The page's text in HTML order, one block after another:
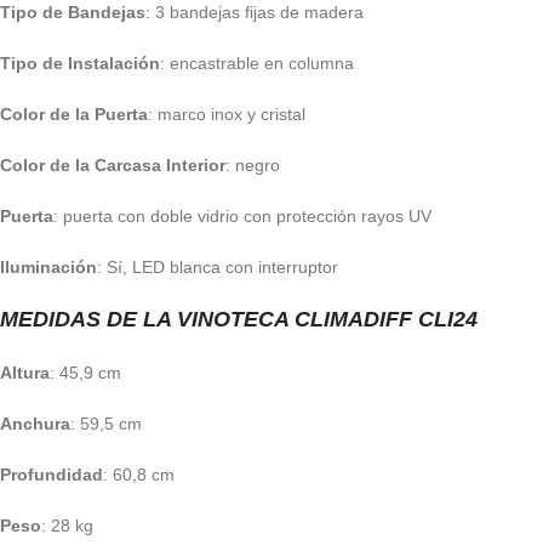
Tipo de Bandejas: 3 bandejas fijas de madera
Tipo de Instalación: encastrable en columna
Color de la Puerta: marco inox y cristal
Color de la Carcasa Interior: negro
Puerta: puerta con doble vidrio con protección rayos UV
Iluminación: Sí, LED blanca con interruptor
MEDIDAS DE LA VINOTECA CLIMADIFF CLI24
Altura: 45,9 cm
Anchura: 59,5 cm
Profundidad: 60,8 cm
Peso: 28 kg